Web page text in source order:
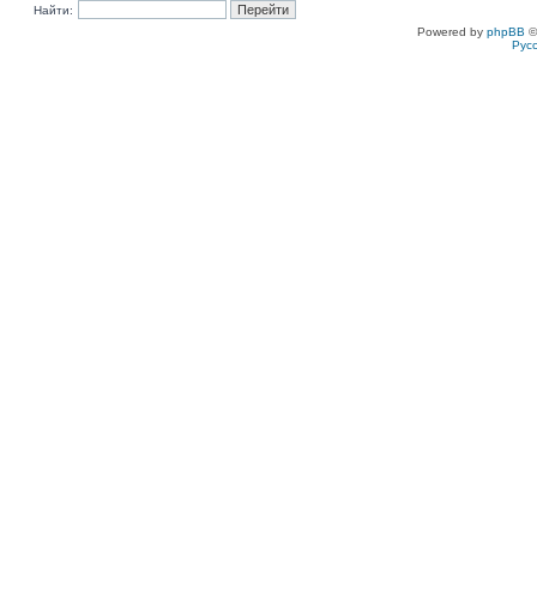
Найти:
Powered by phpBB